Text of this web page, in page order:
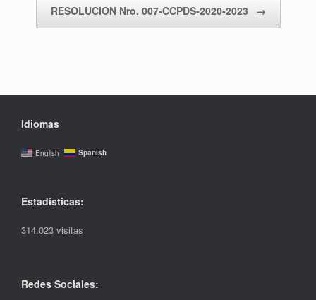
RESOLUCION Nro. 007-CCPDS-2020-2023 →
Idiomas
English Spanish
Estadísticas:
314.023 visitas
Redes Sociales: